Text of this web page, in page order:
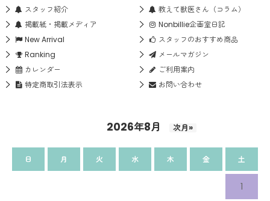
スタッフ紹介
教えて獣医さん（コラム）
掲載紙・掲載メディア
Nonbillie企画室日記
New Arrival
スタッフのおすすめ商品
Ranking
メールマガジン
カレンダー
ご利用案内
特定商取引法表示
お問い合わせ
2026年8月 次月»
日 月 火 水 木 金 土
1